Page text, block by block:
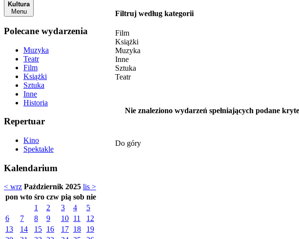
Kultura
Menu
Polecane wydarzenia
Muzyka
Teatr
Film
Książki
Sztuka
Inne
Historia
Repertuar
Kino
Spektakle
Kalendarium
< wrz Październik 2025 lis >
pon wto śro czw pią sob nie
1
2 3 4
5
6
7 8 9 10 11
12
13
14 15 16 17 18
19
Filtruj według kategorii
Film
Książki
Muzyka
Inne
Sztuka
Teatr
Nie znaleziono wydarzeń spełniających podane
Do góry